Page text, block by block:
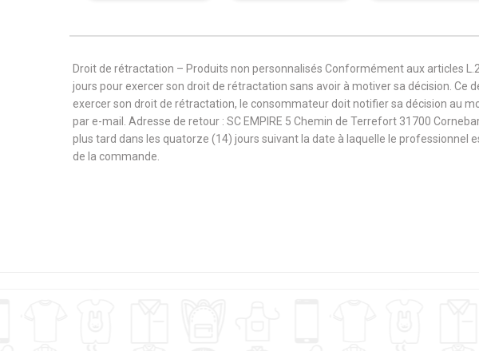
Droit de rétractation – Produits non personnalisés Conformément aux articles
jours pour exercer son droit de rétractation sans avoir à motiver sa décision.
exercer son droit de rétractation, le consommateur doit notifier sa décision au
par e-mail. Adresse de retour : SC EMPIRE 5 Chemin de Terrefort 31700
plus tard dans les quatorze (14) jours suivant la date à laquelle le
de la commande.